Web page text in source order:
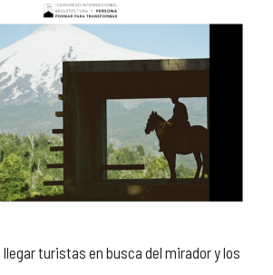
turistas en busca del mirador y los